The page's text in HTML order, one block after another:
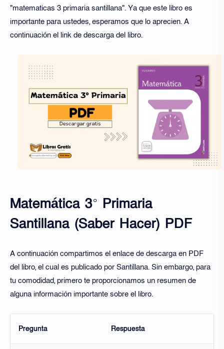
"matematicas 3 primaria santillana". Ya que este libro es
importante para ustedes, esperamos que lo aprecien. A
continuación el link de descarga del libro.
Matemática 3° Primaria
Santillana (Saber Hacer) PDF
A continuación compartimos el enlace de descarga en PDF
del libro, el cual es publicado por Santillana. Sin embargo, para
tu comodidad, primero te proporcionamos un resumen de
alguna información importante sobre el libro.
Pregunta Respuesta